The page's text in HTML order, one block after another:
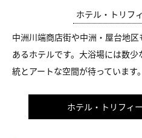
ホテル・トリフ
中洲川端商店街や中洲・屋台地
あるホテルです。大浴場には数
統とアートな空間が待っています。
ホテル・トリフィ